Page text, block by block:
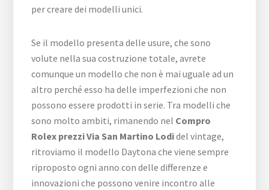
per creare dei modelli unici.
Se il modello presenta delle usure, che sono
volute nella sua costruzione totale, avrete
comunque un modello che non è mai uguale ad un
altro perché esso ha delle imperfezioni che non
possono essere prodotti in serie. Tra modelli che
sono molto ambiti, rimanendo nel Compro
Rolex prezzi Via San Martino Lodidel vintage,
ritroviamo il modello Daytona che viene sempre
riproposto ogni anno con delle differenze e
innovazioni che possono venire incontro alle